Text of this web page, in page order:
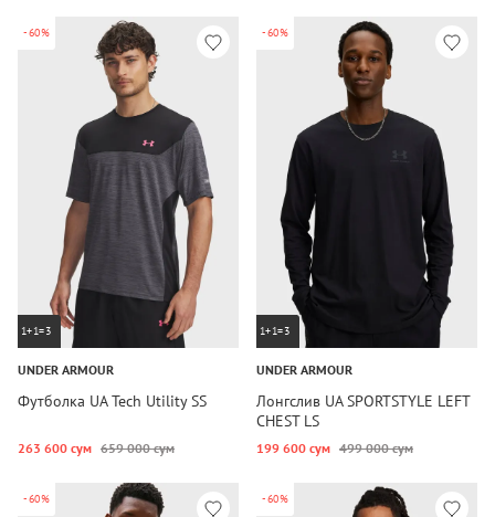
-60%
1+1=3
UNDER ARMOUR
Футболка UA Tech Utility SS
263 600 сум 659 000 сум
-60%
1+1=3
UNDER ARMOUR
Лонгслив UA SPORTSTYLE LEFT
CHEST LS
199 600 сум 499 000 сум
-60% -60%